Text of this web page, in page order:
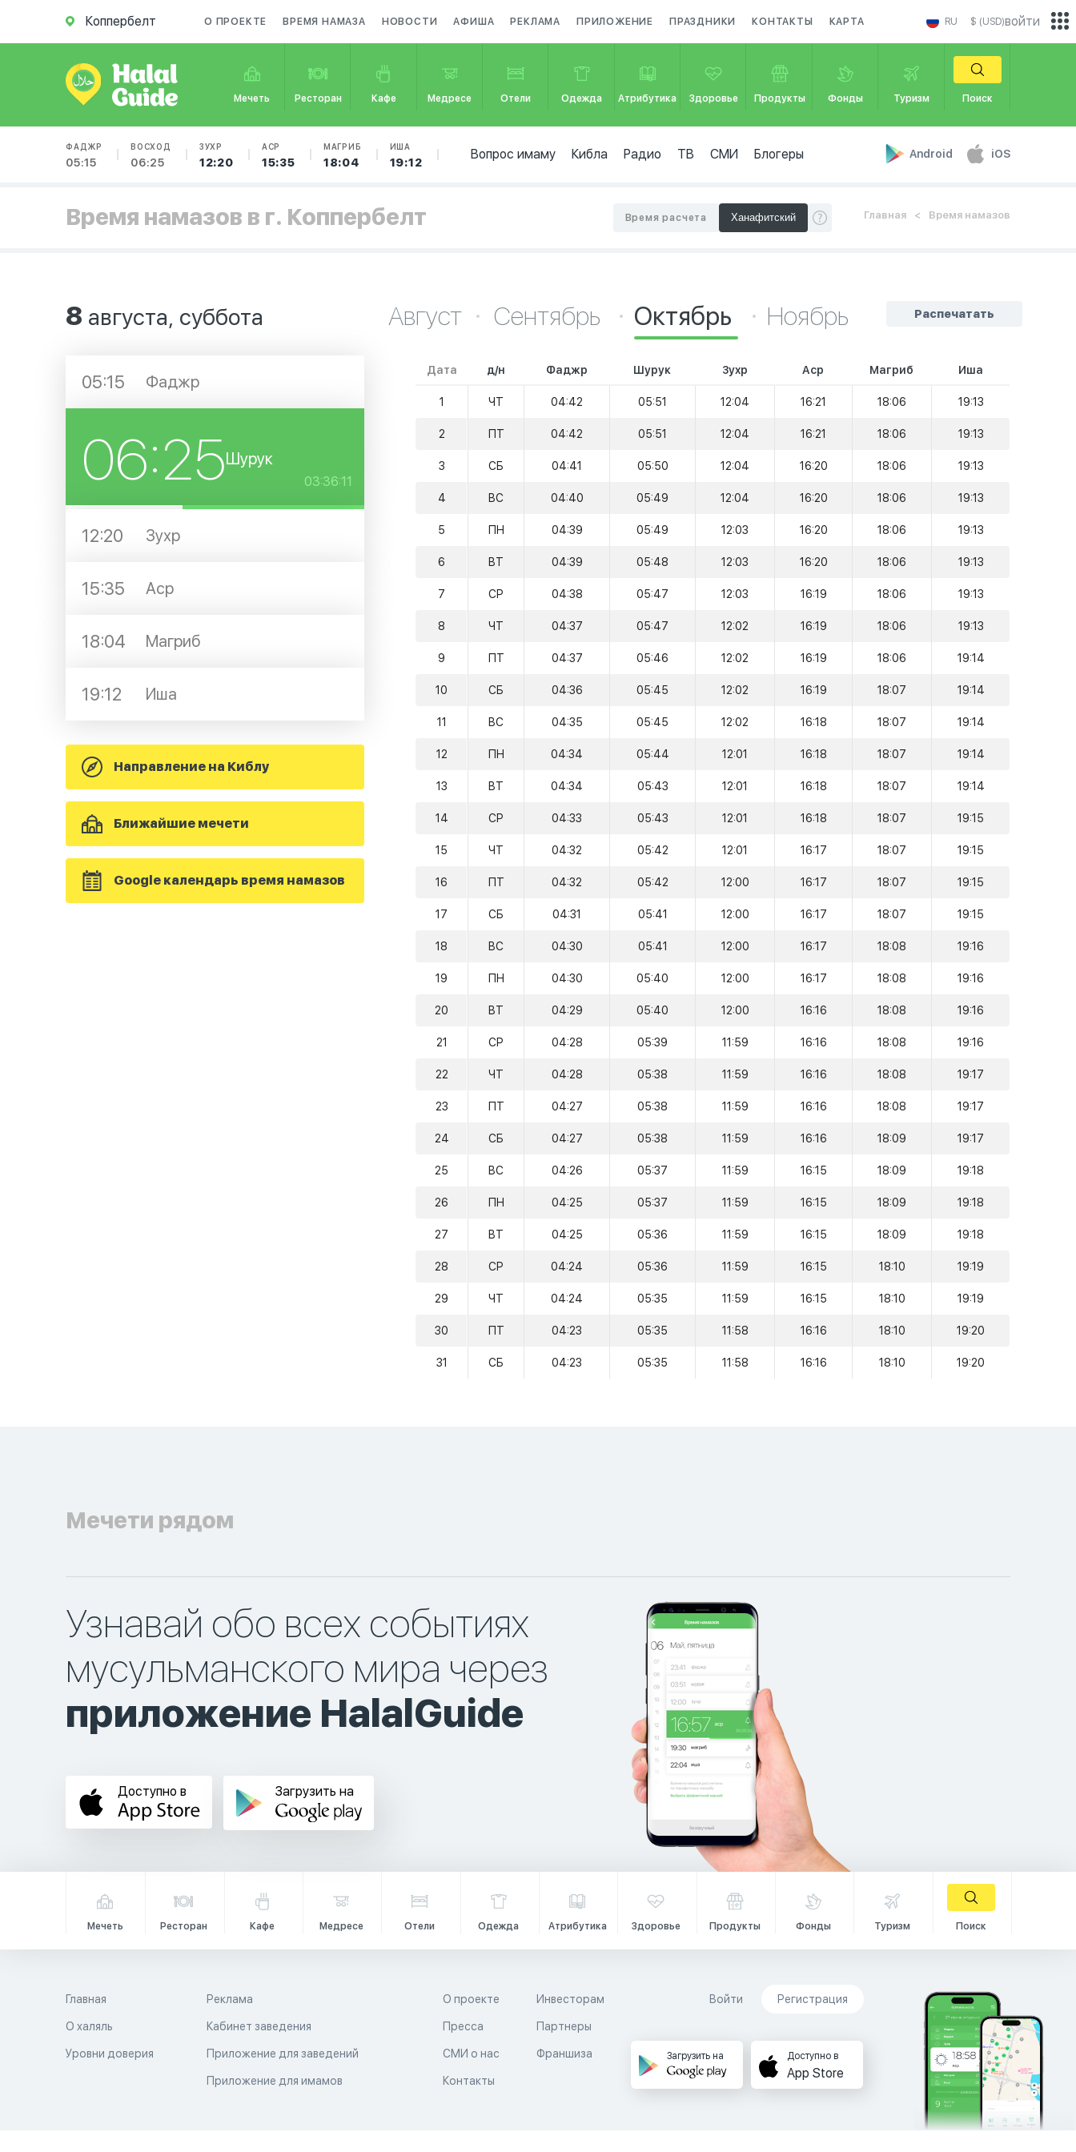
Коппербелт О ПРОЕКТЕ ВРЕМЯ НАМАЗА НОВОСТИ АФИША РЕКЛАМА ПРИЛОЖЕНИЕ ПРАЗДНИКИ КОНТАКТЫ КАРТА RU $ (USD)
Мечеть Ресторан Кафе Медресе Отели Одежда Атрибутика Здоровье Продукты Фонды Туризм Поиск
ФАДЖР
05:15
ВОСХОД
06:25
ЗУХР
12:20
АСР
15:35
МАГРИБ
18:04
ИША
19:12
Вопрос имаму Кибла Радио ТВ СМИ Блогеры Android iOS
войти
Время намазов в г. Коппербелт Главная Время намазов
Время расчета
8 августа, суббота
05:15 Фаджр
06:25Шурук
03:36:11
12:20 Зухр
15:35 Аср
18:04 Магриб
19:12 Иша
Направление на Киблу
Ближайшие мечети
Google календарь время намазов
Распечатать
Август Сентябрь Октябрь Ноябрь
Дата д/н Фаджр Шурук Зухр Аср Магриб Иша
1 ЧТ 04:42 05:51 12:04 16:21 18:06 19:13
2 ПТ 04:42 05:51 12:04 16:21 18:06 19:13
3 СБ 04:41 05:50 12:04 16:20 18:06 19:13
4 ВС 04:40 05:49 12:04 16:20 18:06 19:13
5 ПН 04:39 05:49 12:03 16:20 18:06 19:13
6 ВТ 04:39 05:48 12:03 16:20 18:06 19:13
7 СР 04:38 05:47 12:03 16:19 18:06 19:13
8 ЧТ 04:37 05:47 12:02 16:19 18:06 19:13
9 ПТ 04:37 05:46 12:02 16:19 18:06 19:14
10 СБ 04:36 05:45 12:02 16:19 18:07 19:14
11 ВС 04:35 05:45 12:02 16:18 18:07 19:14
12 ПН 04:34 05:44 12:01 16:18 18:07 19:14
13 ВТ 04:34 05:43 12:01 16:18 18:07 19:14
14 СР 04:33 05:43 12:01 16:18 18:07 19:15
15 ЧТ 04:32 05:42 12:01 16:17 18:07 19:15
16 ПТ 04:32 05:42 12:00 16:17 18:07 19:15
17 СБ 04:31 05:41 12:00 16:17 18:07 19:15
18 ВС 04:30 05:41 12:00 16:17 18:08 19:16
19 ПН 04:30 05:40 12:00 16:17 18:08 19:16
20 ВТ 04:29 05:40 12:00 16:16 18:08 19:16
21 СР 04:28 05:39 11:59 16:16 18:08 19:16
22 ЧТ 04:28 05:38 11:59 16:16 18:08 19:17
23 ПТ 04:27 05:38 11:59 16:16 18:08 19:17
24 СБ 04:27 05:38 11:59 16:16 18:09 19:17
25 ВС 04:26 05:37 11:59 16:15 18:09 19:18
26 ПН 04:25 05:37 11:59 16:15 18:09 19:18
27 ВТ 04:25 05:36 11:59 16:15 18:09 19:18
28 СР 04:24 05:36 11:59 16:15 18:10 19:19
29 ЧТ 04:24 05:35 11:59 16:15 18:10 19:19
30 ПТ 04:23 05:35 11:58 16:16 18:10 19:20
31 СБ 04:23 05:35 11:58 16:16 18:10 19:20
Мечети рядом
Узнавай обо всех событиях
мусульманского мира через
приложение HalalGuide
Доступно в Загрузить на
Мечеть Ресторан Кафе Медресе Отели Одежда Атрибутика Здоровье Продукты Фонды Туризм Поиск
Главная
О халяль
Уровни доверия
Реклама
Кабинет заведения
Приложение для заведений
Приложение для имамов
О проекте
Пресса
СМИ о нас
Контакты
Инвесторам
Партнеры
Франшиза
Войти Регистрация
Загрузить на Доступно в
App Store